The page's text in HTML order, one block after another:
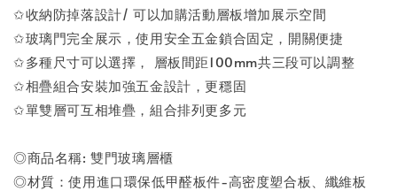
✩收納防掉落設計/ 可以加購活動層板增加展示空間
✩玻璃門完全展示，使用安全五金鎖合固定，開關便捷
✩多種尺寸可以選擇， 層板間距100mm共三段可以調整
✩相疊組合安裝加強五金設計，更穩固
✩單雙層可互相堆疊，組合排列更多元
◎商品名稱: 雙門玻璃層櫃
◎材質：使用進口環保低甲醛板件-高密度塑合板、纖維板